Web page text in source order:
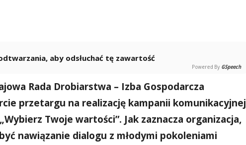
odtwarzania, aby odsłuchać tę zawartość
Powered By GSpeech
Rada Drobiarstwa – Izba Gospodarcza
przetargu na realizację kampanii komunikacyjnej
Twoje wartości”. Jak zaznacza organizacja,
nawiązanie dialogu z młodymi pokoleniami